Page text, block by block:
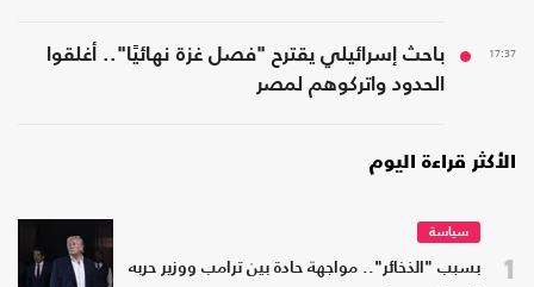
17:37
باحث إسرائيلي يقترح "فصل غزة نهائيًا".. أغلقوا
الحدود واتركوهم لمصر
الأكثر قراءة اليوم
1
سياسة
بسبب "الذخائر".. مواجهة حادة بين ترامب ووزير حربه